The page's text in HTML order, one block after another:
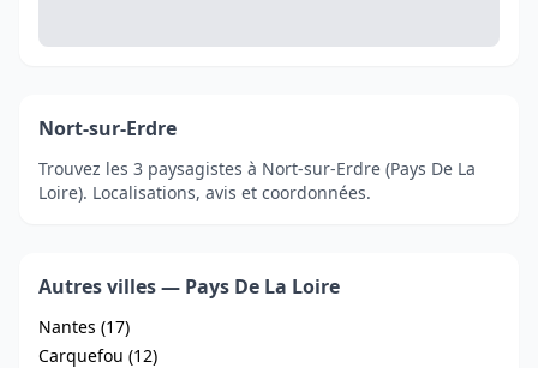
Nort-sur-Erdre
Trouvez les 3 paysagistes à Nort-sur-Erdre (Pays De La
Loire). Localisations, avis et coordonnées.
Autres villes — Pays De La Loire
Nantes (17)
Carquefou (12)